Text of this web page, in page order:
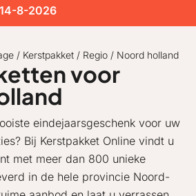
14-8-2026
/ Kerstpakket / Regio / Noord holland
voor
eindejaarsgeschenk voor uw
Bij Kerstpakket Online vindt u
met meer dan 800 unieke
in de hele provincie Noord-